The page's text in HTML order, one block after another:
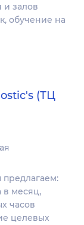
залов
обучение на
(ТЦ
в мeсяц,
чacoв
целeвых